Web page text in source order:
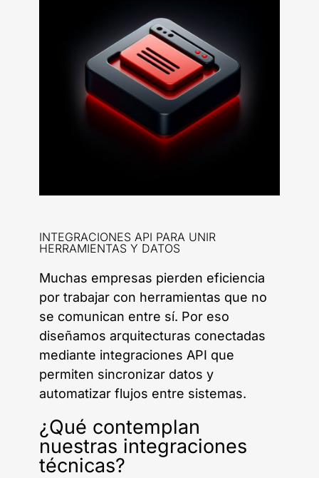
INTEGRACIONES API PARA UNIR
HERRAMIENTAS Y DATOS
Muchas empresas pierden eficiencia
por trabajar con herramientas que no
se comunican entre sí. Por eso
diseñamos arquitecturas conectadas
mediante integraciones API que
permiten sincronizar datos y
automatizar flujos entre sistemas.
¿Qué contemplan
nuestras integraciones
técnicas?